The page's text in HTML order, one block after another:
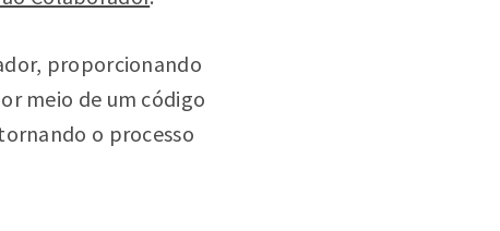
proporcionando
meio de um código
o processo